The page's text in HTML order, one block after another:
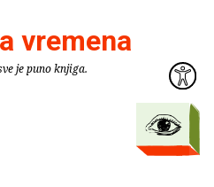
vremena
je puno knjiga.